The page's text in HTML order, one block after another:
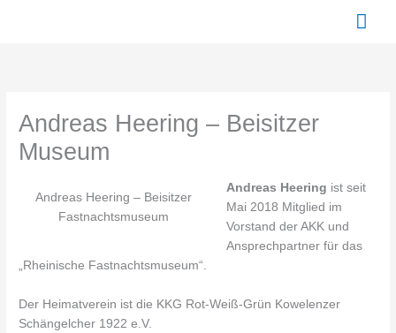
Andreas Heering – Beisitzer
Museum
Andreas Heering – Beisitzer
Fastnachtsmuseum
Andreas Heering ist seit
Mai 2018 Mitglied im
Vorstand der AKK und
Ansprechpartner für das
„Rheinische Fastnachtsmuseum“.
Der Heimatverein ist die KKG Rot-Weiß-Grün Kowelenzer
Schängelcher 1922 e.V.